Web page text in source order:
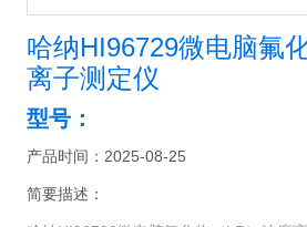
哈纳HI96729微电脑氟
离子测定仪
型号：
产品时间：2025-08-25
简要描述：